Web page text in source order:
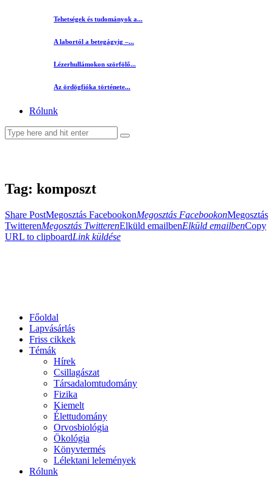
Tehetségek és tudományok a...
A labortól a betegágyig –...
Lézerhullámokon szörfölő...
Az ördögfióka története...
Rólunk
Tag: komposzt
Share PostMegosztás FacebookonMegosztás FacebookonMegosztás
TwitterenMegosztás TwitterenElküld emailbenElküld emailbenCopy
URL to clipboardLink küldése
Főoldal
Lapvásárlás
Friss cikkek
Témák
Hírek
Csillagászat
Társadalomtudomány
Fizika
Kiemelt
Élettudomány
Orvosbiológia
Ökológia
Könyvtermés
Lélektani lelemények
Rólunk